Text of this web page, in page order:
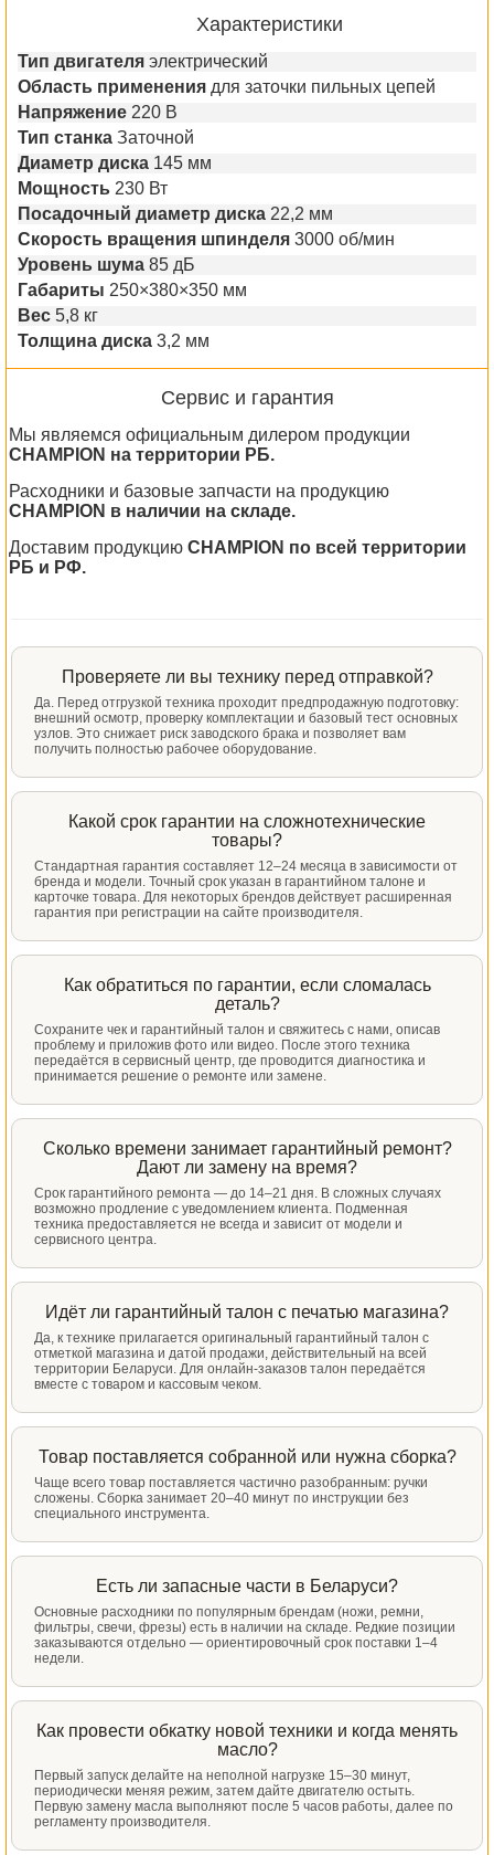
Характеристики
Тип двигателя электрический
Область применения для заточки пильных цепей
Напряжение 220 В
Тип станка Заточной
Диаметр диска 145 мм
Мощность 230 Вт
Посадочный диаметр диска 22,2 мм
Скорость вращения шпинделя 3000 об/мин
Уровень шума 85 дБ
Габариты 250×380×350 мм
Вес 5,8 кг
Толщина диска 3,2 мм
Сервис и гарантия
Мы являемся официальным дилером продукции
CHAMPION на территории РБ.
Расходники и базовые запчасти на продукцию
CHAMPION в наличии на складе.
Доставим продукцию CHAMPION по всей территории
РБ и РФ.
Проверяете ли вы технику перед отправкой?
Да. Перед отгрузкой техника проходит предпродажную подготовку:
внешний осмотр, проверку комплектации и базовый тест основных
узлов. Это снижает риск заводского брака и позволяет вам
получить полностью рабочее оборудование.
Какой срок гарантии на сложнотехнические
товары?
Стандартная гарантия составляет 12–24 месяца в зависимости от
бренда и модели. Точный срок указан в гарантийном талоне и
карточке товара. Для некоторых брендов действует расширенная
гарантия при регистрации на сайте производителя.
Как обратиться по гарантии, если сломалась
деталь?
Сохраните чек и гарантийный талон и свяжитесь с нами, описав
проблему и приложив фото или видео. После этого техника
передаётся в сервисный центр, где проводится диагностика и
принимается решение о ремонте или замене.
Сколько времени занимает гарантийный ремонт?
Дают ли замену на время?
Срок гарантийного ремонта — до 14–21 дня. В сложных случаях
возможно продление с уведомлением клиента. Подменная
техника предоставляется не всегда и зависит от модели и
сервисного центра.
Идёт ли гарантийный талон с печатью магазина?
Да, к технике прилагается оригинальный гарантийный талон с
отметкой магазина и датой продажи, действительный на всей
территории Беларуси. Для онлайн-заказов талон передаётся
вместе с товаром и кассовым чеком.
Товар поставляется собранной или нужна сборка?
Чаще всего товар поставляется частично разобранным: ручки
сложены. Сборка занимает 20–40 минут по инструкции без
специального инструмента.
Есть ли запасные части в Беларуси?
Основные расходники по популярным брендам (ножи, ремни,
фильтры, свечи, фрезы) есть в наличии на складе. Редкие позиции
заказываются отдельно — ориентировочный срок поставки 1–4
недели.
Как провести обкатку новой техники и когда менять
масло?
Первый запуск делайте на неполной нагрузке 15–30 минут,
периодически меняя режим, затем дайте двигателю остыть.
Первую замену масла выполняют после 5 часов работы, далее по
регламенту производителя.